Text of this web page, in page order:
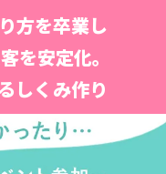
方を卒業し
を安定化。
しくみ作り